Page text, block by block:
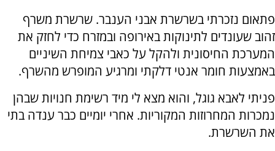
פתאום נזכרתי בשרשרת אבני הענבר. שרשרת משרף
זהוב שעונדים לתינוקות באירופה ובמזרח כדי לחזק את
המערכת החיסונית ולהקל על כאבי צמיחת השיניים
באמצעות חומר אנטי דלקתי ומרגיע המופרש מהשרף.
פניתי לאבא גוגל, והוא מצא לי מיד רשימת חנויות שבהן
נמכרות המחרוזות המקוריות. אחרי יומיים כבר ענדה בתי
את השרשרת.